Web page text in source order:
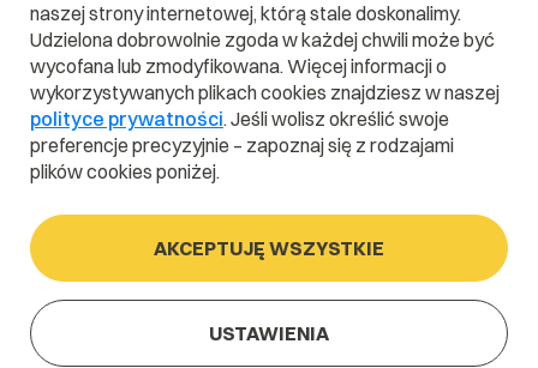
.business
Szukaj
naszej strony internetowej, którą stale doskonalimy.
Udzielona dobrowolnie zgoda w każdej chwili może być
wycofana lub zmodyfikowana. Więcej informacji o
wykorzystywanych plikach cookies znajdziesz w naszej
polityce prywatności. Jeśli wolisz określić swoje
preferencje precyzyjnie – zapoznaj się z rodzajami
plików cookies poniżej.
AKCEPTUJĘ WSZYSTKIE
USTAWIENIA